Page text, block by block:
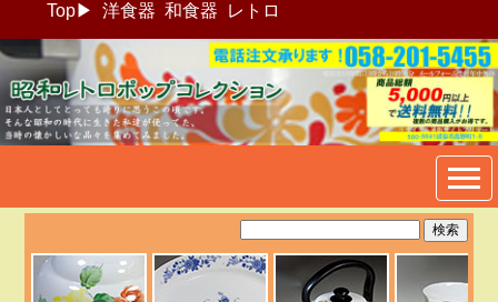
Top▶ 洋食器 和食器 レトロ
昭和レトロポップ食器生活雑
貨通販＠フリマート